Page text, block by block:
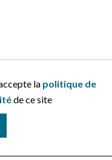
la politique de
de ce site